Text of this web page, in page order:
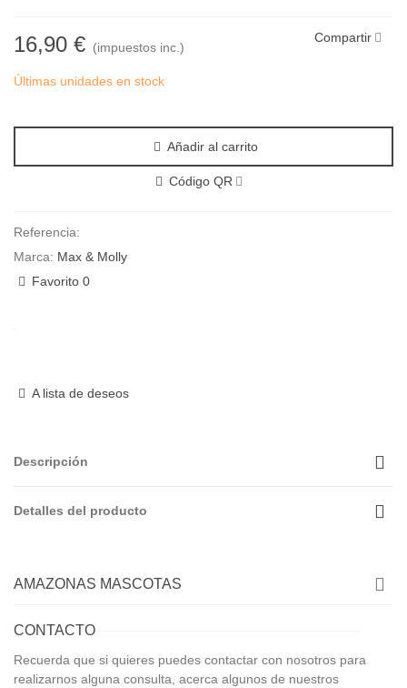
16,90 € (impuestos inc.)
Compartir
Últimas unidades en stock
Añadir al carrito
Código QR
Referencia:
Marca: Max & Molly
Favorito 0
A lista de deseos
Descripción
Detalles del producto
AMAZONAS MASCOTAS
CONTACTO
Recuerda que si quieres puedes contactar con nosotros para
realizarnos alguna consulta, acerca algunos de nuestros